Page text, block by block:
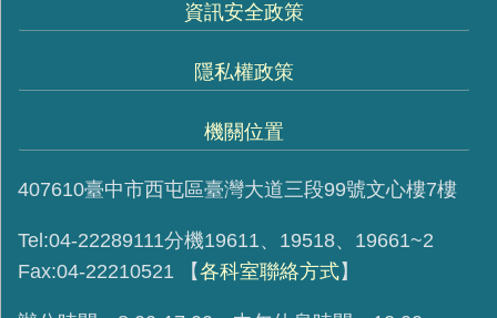
資訊安全政策
隱私權政策
機關位置
407610臺中市西屯區臺灣大道三段99號文心樓7樓
Tel:04-22289111分機19611、19518、19661~2
Fax:04-22210521
【各科室聯絡方式】